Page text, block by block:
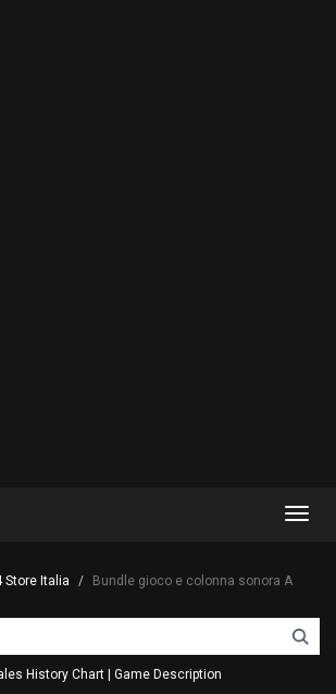
Store Italia
Bundle gioco e colonna sonora A
History Chart Game Description